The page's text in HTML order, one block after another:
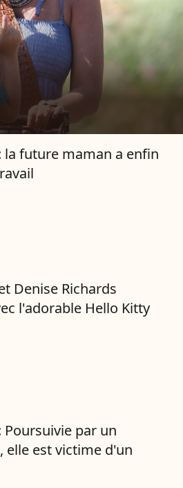
la future maman a enfin
Denise Richards
l'adorable Hello Kitty
Poursuivie par un
elle est victime d'un